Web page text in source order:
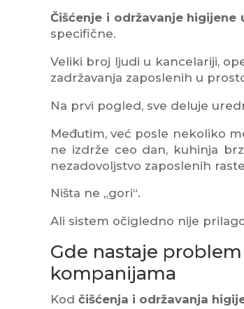
Čišćenje i održavanje higijene
specifične.
Veliki broj ljudi u kancelariji,
zadržavanja zaposlenih u
Na prvi pogled, sve deluje
Međutim, već posle nekoliko
ne izdrže ceo dan, kuhinja
nezadovoljstvo zaposlenih
Ništa ne „gori“.
Ali sistem očigledno nije
Gde nastaje
kompanijama
Kod čišćenja i održavanja